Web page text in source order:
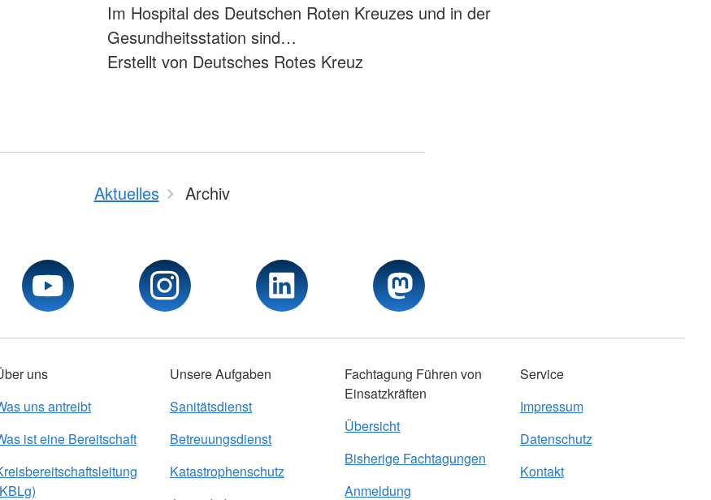
Im Hospital des Deutschen Roten Kreuzes und in der
Gesundheitsstation sind…
Erstellt von Deutsches Rotes Kreuz
Aktuelles Archiv
uns
uns antreibt
ist eine Bereitschaft
Unsere Aufgaben
Sanitätsdienst
Betreuungsdienst
Katastrophenschutz
Fachtagung Führen von
Einsatzkräften
Übersicht
Bisherige Fachtagungen
Anmeldung
Service
Impressum
Datenschutz
Kontakt